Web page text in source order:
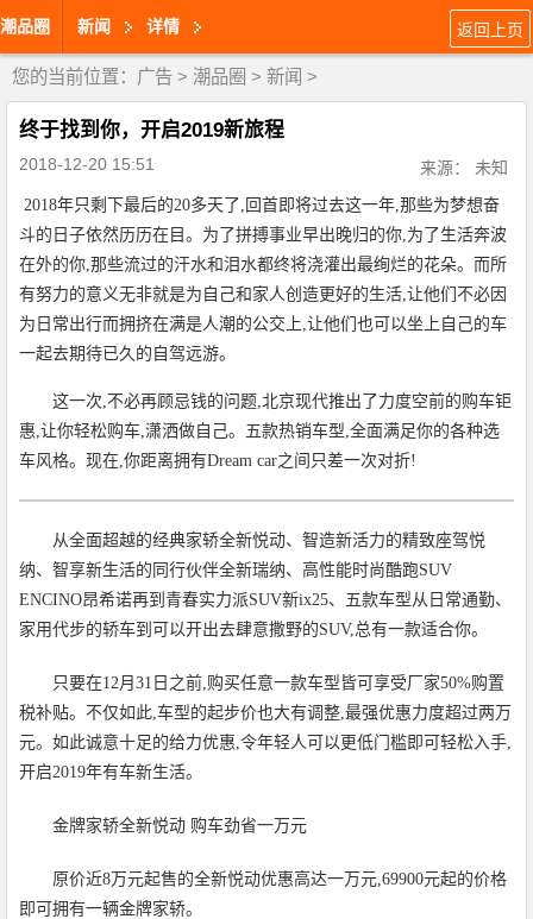
潮品圈 新闻 详情 返回上页
您的当前位置： 广告 > 潮品圈 > 新闻 >
终于找到你，开启2019新旅程
2018-12-20 15:51 来源： 未知
2018年只剩下最后的20多天了,回首即将过去这一年,那些为梦想奋
斗的日子依然历历在目。为了拼搏事业早出晚归的你,为了生活奔波
在外的你,那些流过的汗水和泪水都终将浇灌出最绚烂的花朵。而所
有努力的意义无非就是为自己和家人创造更好的生活,让他们不必因
为日常出行而拥挤在满是人潮的公交上,让他们也可以坐上自己的车
一起去期待已久的自驾远游。
这一次,不必再顾忌钱的问题,北京现代推出了力度空前的购车钜
惠,让你轻松购车,潇洒做自己。五款热销车型,全面满足你的各种选
车风格。现在,你距离拥有Dream car之间只差一次对折!
从全面超越的经典家轿全新悦动、智造新活力的精致座驾悦
纳、智享新生活的同行伙伴全新瑞纳、高性能时尚酷跑SUV
ENCINO昂希诺再到青春实力派SUV新ix25、五款车型从日常通勤、
家用代步的轿车到可以开出去肆意撒野的SUV,总有一款适合你。
只要在12月31日之前,购买任意一款车型皆可享受厂家50%购置
税补贴。不仅如此,车型的起步价也大有调整,最强优惠力度超过两万
元。如此诚意十足的给力优惠,令年轻人可以更低门槛即可轻松入手,
开启2019年有车新生活。
金牌家轿全新悦动 购车劲省一万元
原价近8万元起售的全新悦动优惠高达一万元,69900元起的价格
即可拥有一辆金牌家轿。